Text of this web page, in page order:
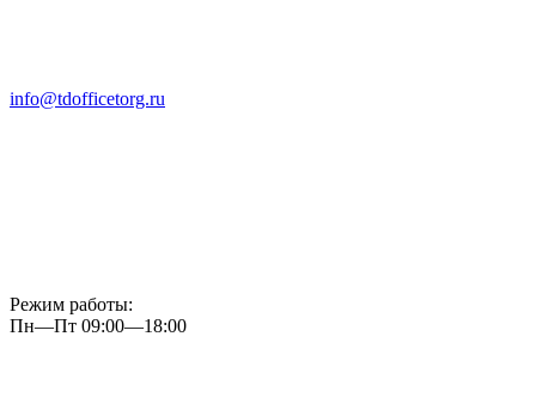
info@tdofficetorg.ru
Режим работы:
Пн—Пт 09:00—18:00